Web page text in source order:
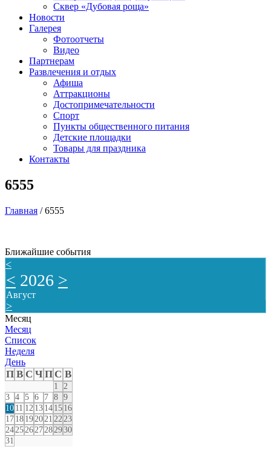
Сквер «Дубовая роща»
Новости
Галерея
Фотоотчеты
Видео
Партнерам
Развлечения и отдых
Афиша
Аттракционы
Достопримечательности
Спорт
Пункты общественного питания
Детские площадки
Товары для праздника
Контакты
6555
Главная /6555
Ближайшие события
<
< 2026 >
Август
>
Месяц
Месяц
Список
Неделя
День
П В С Ч ПС В
1
2
3 4 5 6 7 8 9
10 11 12 13 14 15 16
17 18 192021 2223
24252627282930
31